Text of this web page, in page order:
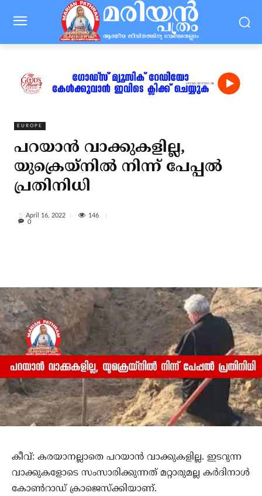
EUROPE
പറയാന്‍ വാക്കുകളില്ല,
യുക്രെയ്‌നില്‍ നിന്ന് പേപ്പല്‍
പ്രതിനിധി
April 16, 2022
146
0
കീവ്: കരയാനല്ലാതെ പറയാന്‍ വാക്കുകളില്ല. ഇടറുന്ന
വാക്കുകളോടെ സംസാരിക്കുന്നത് മറ്റാരുമല്ല കര്‍ദിനാള്‍
കോണ്‍റാഡ് ക്രാജെസ്‌ക്കിയാണ്.